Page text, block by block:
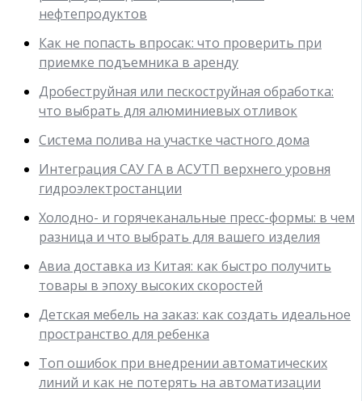
нефтепродуктов
Как не попасть впросак: что проверить при
приемке подъемника в аренду
Дробеструйная или пескоструйная обработка:
что выбрать для алюминиевых отливок
Система полива на участке частного дома
Интеграция САУ ГА в АСУТП верхнего уровня
гидроэлектростанции
Холодно- и горячеканальные пресс-формы: в чем
разница и что выбрать для вашего изделия
Авиа доставка из Китая: как быстро получить
товары в эпоху высоких скоростей
Детская мебель на заказ: как создать идеальное
пространство для ребенка
Топ ошибок при внедрении автоматических
линий и как не потерять на автоматизации